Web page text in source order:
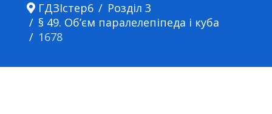
ГДЗІстер6
Розділ 3
§ 49. Об’єм паралелепіпеда і куба
1678